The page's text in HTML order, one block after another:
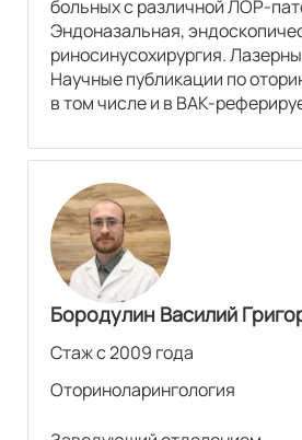
больных с различной ЛОР-
Эндоназальная,
риносинусохирургия.
Научные публикации по
в том числе и в ВАК-
Бородулин Василий
Стаж с 2009 года
Оториноларингология